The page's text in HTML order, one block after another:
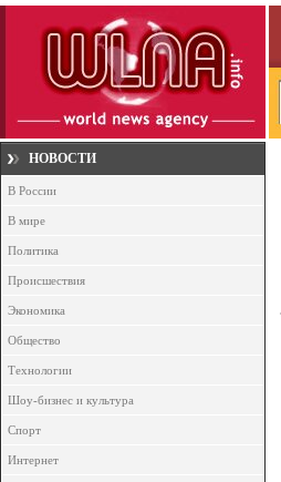
НОВОСТИ
В России
В мире
Политика
Происшествия
Экономика
Общество
Технологии
Шоу-бизнес и культура
Спорт
Интернет